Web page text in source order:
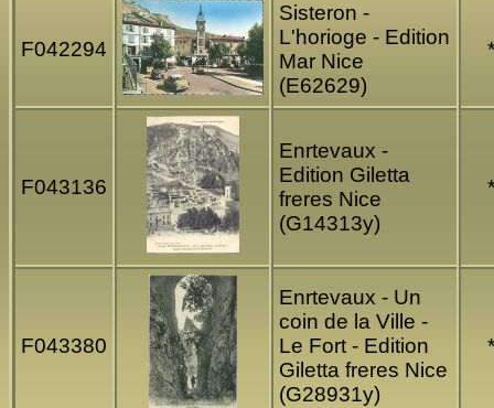
F042294
Sisteron -
L'horioge - Edition
Mar Nice
(E62629)
*
F043136
Enrtevaux -
Edition Giletta
freres Nice
(G14313y)
*
F043380
Enrtevaux - Un
coin de la Ville -
Le Fort - Edition
Giletta freres Nice
(G28931y)
*